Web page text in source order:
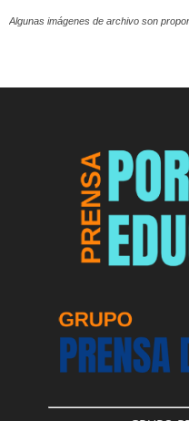
Algunas imágenes de archivo son